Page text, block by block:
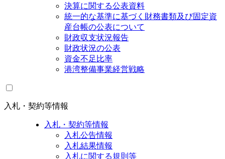
決算に関する公表資料
統一的な基準に基づく財務書類及び固定資
産台帳の公表について
財政収支状況報告
財政状況の公表
資金不足比率
港湾整備事業経営戦略
入札・契約等情報
入札・契約等情報
入札公告情報
入札結果情報
入札に関する規則等